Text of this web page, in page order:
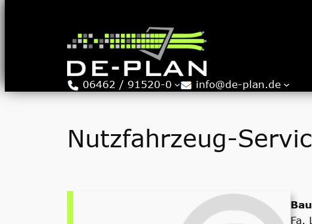
06462 / 91520-0 info@de-plan.de
Nutzfahrzeug-
Fa.